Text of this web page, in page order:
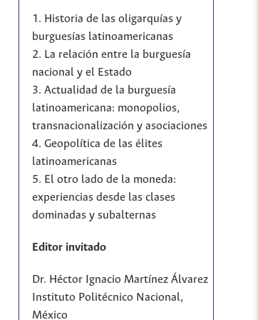
1. Historia de las oligarquías y
burguesías latinoamericanas
2. La relación entre la burguesía
nacional y el Estado
3. Actualidad de la burguesía
latinoamericana: monopolios,
transnacionalización y asociaciones
4. Geopolítica de las élites
latinoamericanas
5. El otro lado de la moneda:
experiencias desde las clases
dominadas y subalternas
Editor invitado
Dr. Héctor Ignacio Martínez Álvarez
Instituto Politécnico Nacional,
México